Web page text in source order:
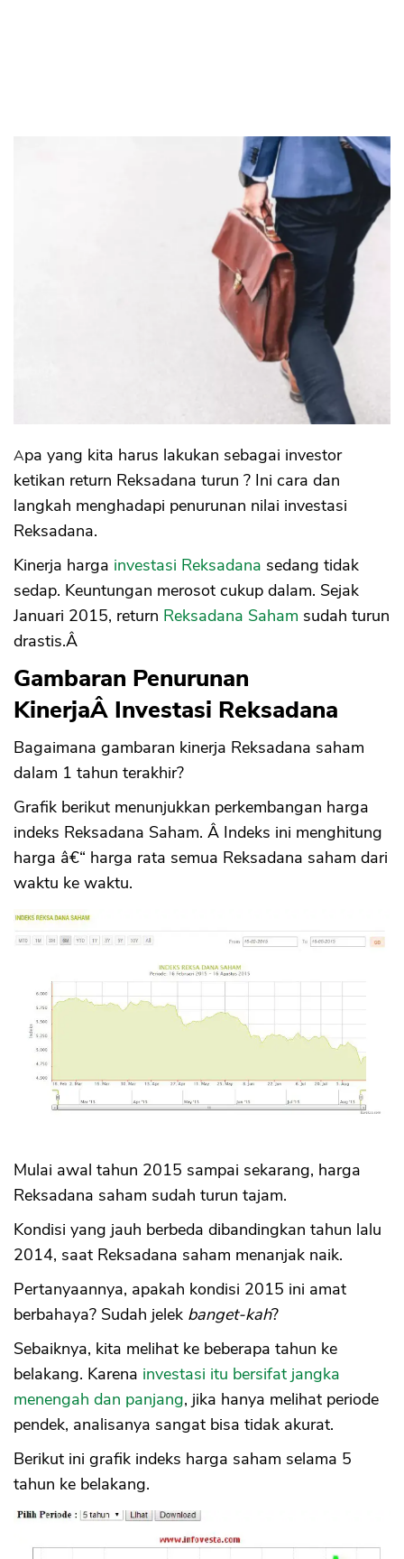
Apa yang kita harus lakukan sebagai investor
ketikan return Reksadana turun ? Ini cara dan
langkah menghadapi penurunan nilai investasi
Reksadana.
Kinerja harga investasi Reksadana sedang tidak
sedap. Keuntungan merosot cukup dalam. Sejak
Januari 2015, return Reksadana Saham sudah turun
drastis.Â
Gambaran Penurunan
KinerjaÂ Investasi Reksadana
Bagaimana gambaran kinerja Reksadana saham
dalam 1 tahun terakhir?
Grafik berikut menunjukkan perkembangan harga
indeks Reksadana Saham. Â Indeks ini menghitung
harga â€“ harga rata semua Reksadana saham dari
waktu ke waktu.
Mulai awal tahun 2015 sampai sekarang, harga
Reksadana saham sudah turun tajam.
Kondisi yang jauh berbeda dibandingkan tahun lalu
2014, saat Reksadana saham menanjak naik.
Pertanyaannya, apakah kondisi 2015 ini amat
berbahaya? Sudah jelek banget-kah?
Sebaiknya, kita melihat ke beberapa tahun ke
belakang. Karena investasi itu bersifat jangka
menengah dan panjang, jika hanya melihat periode
pendek, analisanya sangat bisa tidak akurat.
Berikut ini grafik indeks harga saham selama 5
tahun ke belakang.